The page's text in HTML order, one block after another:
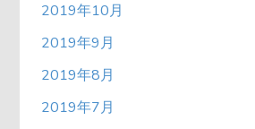
2019年10月
2019年9月
2019年8月
2019年7月